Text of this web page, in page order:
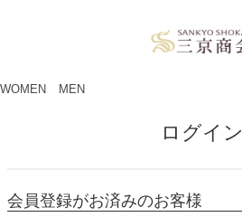
WOMEN MEN
ログイン
会員登録がお済みのお客様